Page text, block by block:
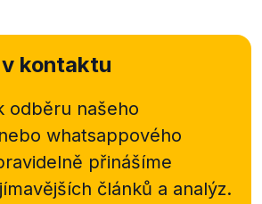
kontaktu
odběru našeho
whatsappového
přinášíme
článků a analýz.